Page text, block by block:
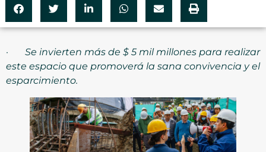
· Se invierten más de $ 5 mil millones para realizar
este espacio que promoverá la sana convivencia y el
esparcimiento.